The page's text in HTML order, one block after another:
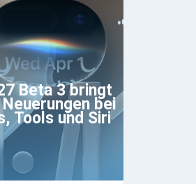
Beta 3 bringt
bei
Tools und Siri